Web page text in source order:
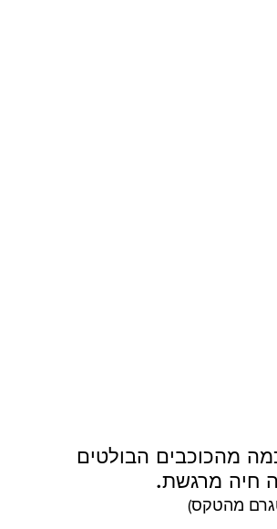
מהכוכבים הבולטים
חיה מרגשת.
מהטקס)